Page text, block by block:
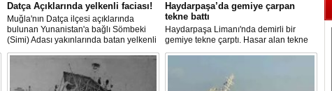
Datça Açıklarında yelkenli faciası!
Muğla'nın Datça ilçesi açıklarında
bulunan Yunanistan'a bağlı Sömbeki
(Simi) Adası yakınlarında batan yelkenli
teknedeki 9 kişiden 8'i sağ olarak
kurtarılırken, kaybolan 1 kişi için deniz
ve havadan geniş çaplı arama kurtarma
çalışması başlatıldı.
Haydarpaşa’da gemiye çarpan
tekne battı
Haydarpaşa Limanı'nda demirli bir
gemiye tekne çarptı. Hasar alan tekne
kısa süre içerisinde su alıp batarken,